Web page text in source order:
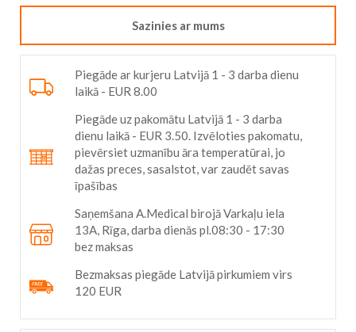
Sazinies ar mums
Piegāde ar kurjeru Latvijā 1 - 3 darba dienu
laikā - EUR 8.00
Piegāde uz pakomātu Latvijā 1 - 3 darba
dienu laikā - EUR 3.50. Izvēloties pakomatu,
pievērsiet uzmanību āra temperatūrai, jo
dažas preces, sasalstot, var zaudēt savas
īpašības
Saņemšana A.Medical birojā Varkaļu iela
13A, Rīga, darba dienās pl.08:30 - 17:30
bez maksas
Bezmaksas piegāde Latvijā pirkumiem virs
120 EUR